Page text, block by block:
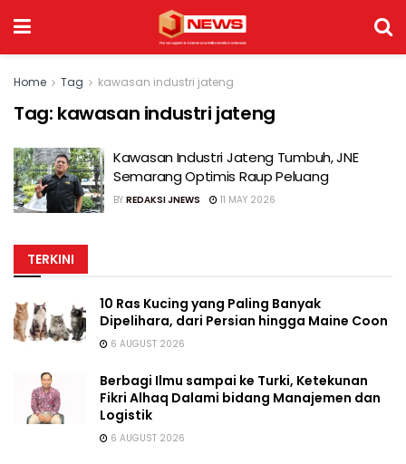
Home Tag kawasan industri jateng
Tag: kawasan industri jateng
Kawasan Industri Jateng Tumbuh, JNE
Semarang Optimis Raup Peluang
BY REDAKSI JNEWS 11 MAY 2026
TERKINI
10 Ras Kucing yang Paling Banyak
Dipelihara, dari Persian hingga Maine Coon
6 AUGUST 2026
Berbagi Ilmu sampai ke Turki, Ketekunan
Fikri Alhaq Dalami bidang Manajemen dan
Logistik
6 AUGUST 2026